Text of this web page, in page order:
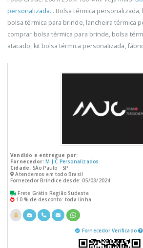
personalizada... Bolsa térmica
bolsa térmica para brinde, lancheira térmica
comprar bolsa térmica para brinde, bolsa
atacado, kit bolsa térmica personalizada,
Vendido e entregue por:
Fornecedor: M J C Personalizados
Cidade: SÃo Paulo - SP
Atendemos em todo Brasil
Fornecedor Bríndice desde: 05/03/2024
Frete Grátis Região Sudeste
10 % de desconto: toda linha
Fornecedor Verificado